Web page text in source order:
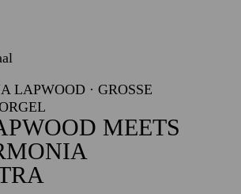
LAPWOOD · GROSSE O
MEETS